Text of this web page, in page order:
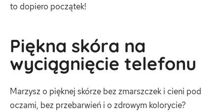
to dopiero początek!
Piękna skóra na
wyciągnięcie telefonu
Marzysz o pięknej skórze bez zmarszczek i cieni pod
oczami, bez przebarwień i o zdrowym kolorycie?